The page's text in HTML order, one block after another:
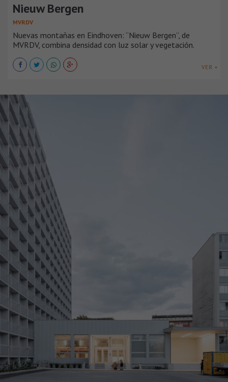
Nieuw Bergen
MVRDV
Nuevas montañas en Eindhoven: “Nieuw Bergen”, de
MVRDV, combina densidad con luz solar y vegetación.
VER +